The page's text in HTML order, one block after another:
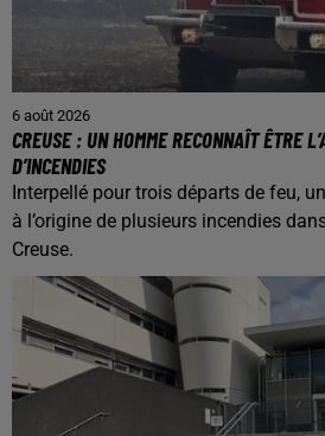
6 août 2026
CREUSE : UN HOMME RECONNAÎT ÊTRE
D’INCENDIES
Interpellé pour trois départs de feu,
à l’origine de plusieurs incendies
Creuse.